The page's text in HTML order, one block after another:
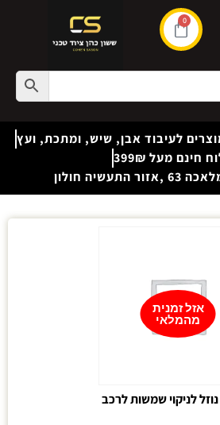
0
לעיבוד אבן, שיש, ומתכת, ועץ
חינם מעל 399₪
חולון
אזל זמנית
מהמלאי
לניקוי שמשות לרכב